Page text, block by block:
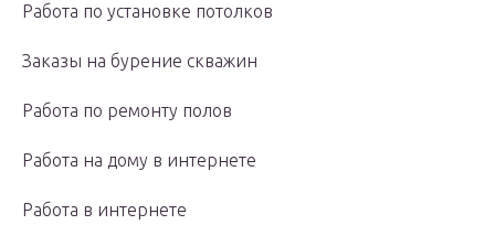
Работа по установке потолков
Заказы на бурение скважин
Работа по ремонту полов
Работа на дому в интернете
Работа в интернете